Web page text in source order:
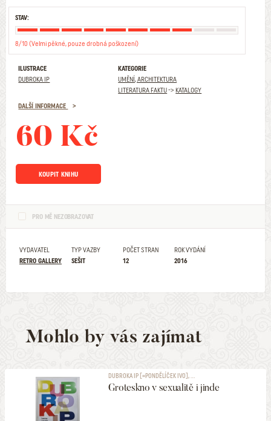
STAV:
8/10 (Velmi pěkné, pouze drobná poškození)
ILUSTRACE
DUBROKA IP
KATEGORIE
UMĚNÍ, ARCHITEKTURA
LITERATURA FAKTU->KATALOGY
DALŠÍ INFORMACE
60 Kč
KOUPIT KNIHU
PRO MĚ NEZOBRAZOVAT
VYDAVATEL
RETRO GALLERY
TYP VAZBY
SEŠIT
POČET STRAN
12
ROK VYDÁNÍ
2016
Mohlo by vás zajímat
DUBROKA IP [=PONDĚLÍČEK IVO], ...
Groteskno v sexualitě i jinde